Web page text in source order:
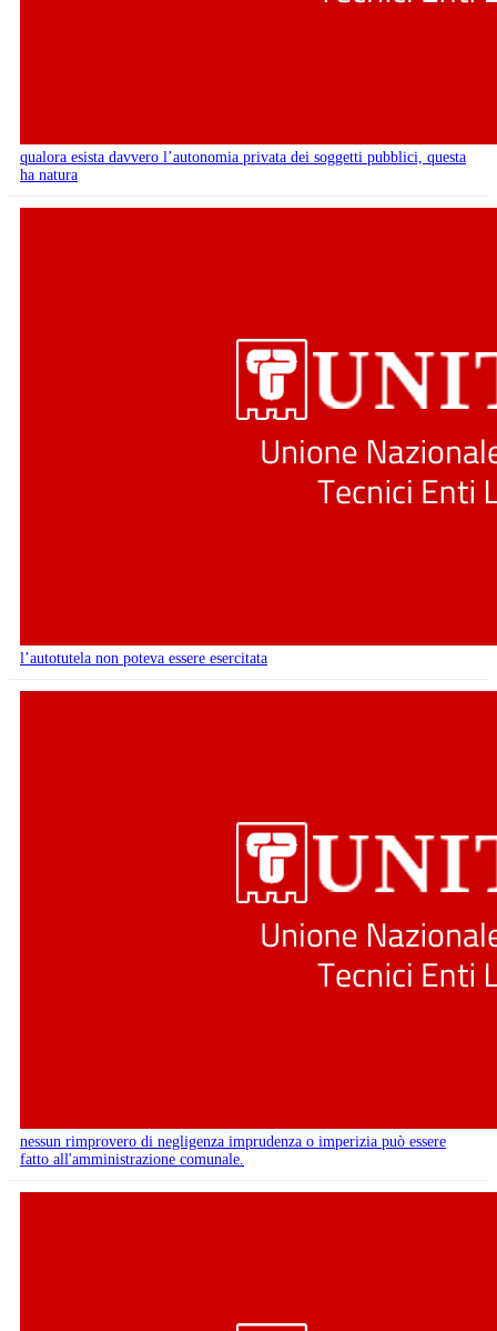
qualora esista davvero l’autonomia privata dei soggetti pubblici, questa
ha natura
l’autotutela non poteva essere esercitata
nessun rimprovero di negligenza imprudenza o imperizia può essere
fatto all'amministrazione comunale.